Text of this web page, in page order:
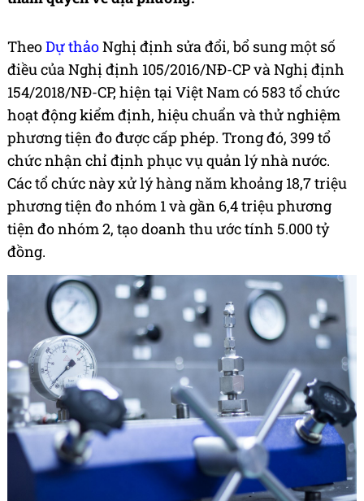
TheoDự thảoNghị định sửa đổi, bổ sung một số
điều của Nghị định 105/2016/NĐ-CP và Nghị định
154/2018/NĐ-CP, hiện tại Việt Nam có 583 tổ chức
hoạt động kiểm định, hiệu chuẩn và thử nghiệm
phương tiện đo được cấp phép. Trong đó, 399 tổ
chức nhận chỉ định phục vụ quản lý nhà nước.
Các tổ chức này xử lý hàng năm khoảng 18,7 triệu
phương tiện đo nhóm 1 và gần 6,4 triệu phương
tiện đo nhóm 2, tạo doanh thu ước tính 5.000 tỷ
đồng.